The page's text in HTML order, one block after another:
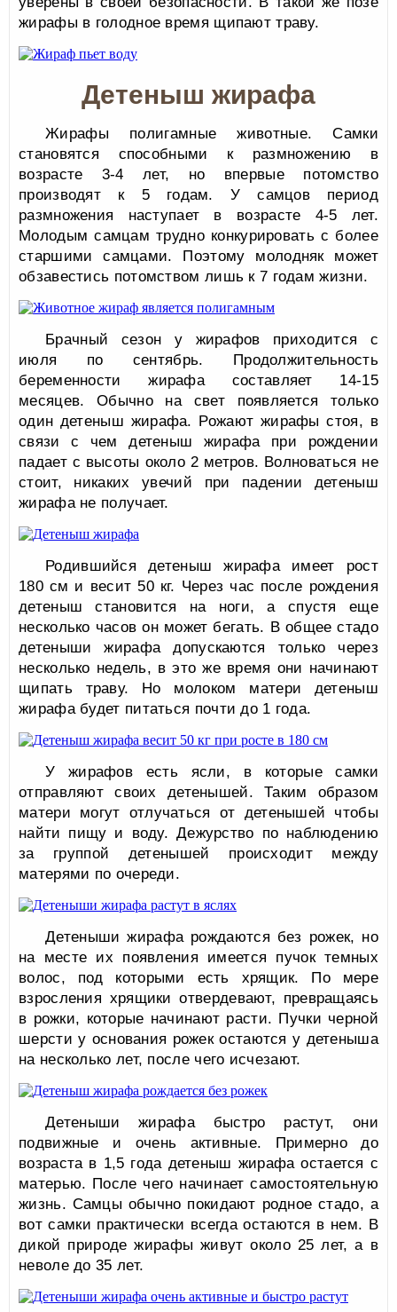
жирафы в голодное время щипают траву.
Детеныш жирафа
Жирафы полигамные животные. Самки
становятся способными к размножению в
возрасте 3-4 лет, но впервые потомство
производят к 5 годам. У самцов период
размножения наступает в возрасте 4-5 лет.
Молодым самцам трудно конкурировать с более
старшими самцами. Поэтому молодняк может
обзавестись потомством лишь к 7 годам жизни.
Брачный сезон у жирафов приходится с
июля по сентябрь. Продолжительность
беременности жирафа составляет 14-15
месяцев. Обычно на свет появляется только
один детеныш жирафа. Рожают жирафы стоя, в
связи с чем детеныш жирафа при рождении
падает с высоты около 2 метров. Волноваться не
стоит, никаких увечий при падении детеныш
жирафа не получает.
Родившийся детеныш жирафа имеет рост
180 см и весит 50 кг. Через час после рождения
детеныш становится на ноги, а спустя еще
несколько часов он может бегать. В общее стадо
детеныши жирафа допускаются только через
несколько недель, в это же время они начинают
щипать траву. Но молоком матери детеныш
жирафа будет питаться почти до 1 года.
У жирафов есть ясли, в которые самки
отправляют своих детенышей. Таким образом
матери могут отлучаться от детенышей чтобы
найти пищу и воду. Дежурство по наблюдению
за группой детенышей происходит между
матерями по очереди.
Детеныши жирафа рождаются без рожек, но
на месте их появления имеется пучок темных
волос, под которыми есть хрящик. По мере
взросления хрящики отвердевают, превращаясь
в рожки, которые начинают расти. Пучки черной
шерсти у основания рожек остаются у детеныша
на несколько лет, после чего исчезают.
Детеныши жирафа быстро растут, они
подвижные и очень активные. Примерно до
возраста в 1,5 года детеныш жирафа остается с
матерью. После чего начинает самостоятельную
жизнь. Самцы обычно покидают родное стадо, а
вот самки практически всегда остаются в нем. В
дикой природе жирафы живут около 25 лет, а в
неволе до 35 лет.